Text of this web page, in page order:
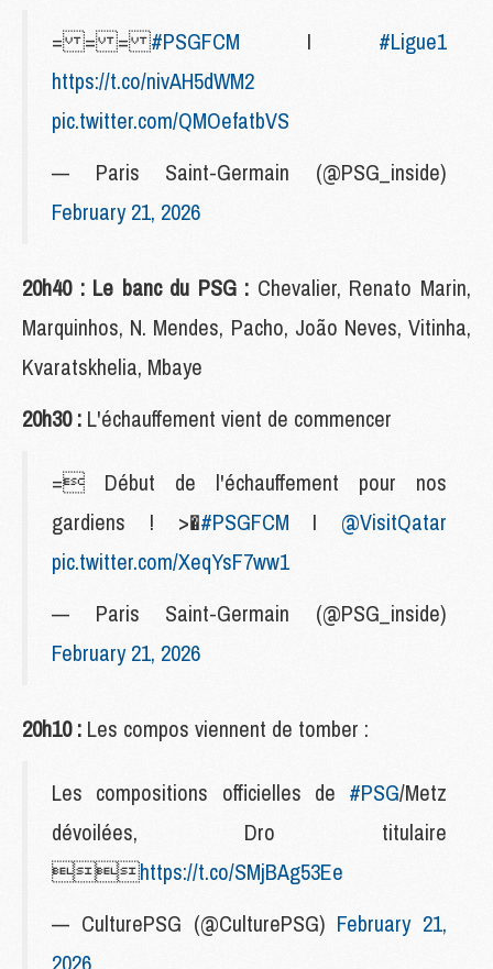
= = =#PSGFCM I #Ligue1
https://t.co/nivAH5dWM2
pic.twitter.com/QMOefatbVS
— Paris Saint-Germain (@PSG_inside)
February 21, 2026
20h40 : Le banc du PSG : Chevalier, Renato Marin,
Marquinhos, N. Mendes, Pacho, João Neves, Vitinha,
Kvaratskhelia, Mbaye
20h30 : L'échauffement vient de commencer
= Début de l'échauffement pour nos
gardiens ! >�#PSGFCM I @VisitQatar
pic.twitter.com/XeqYsF7ww1
— Paris Saint-Germain (@PSG_inside)
February 21, 2026
20h10 : Les compos viennent de tomber :
Les compositions officielles de #PSG/Metz
dévoilées, Dro titulaire
https://t.co/SMjBAg53Ee
— CulturePSG (@CulturePSG) February 21,
2026